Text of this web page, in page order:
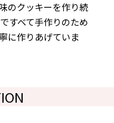
のクッキーを作り続
すべて手作りのため
に作りあげていま